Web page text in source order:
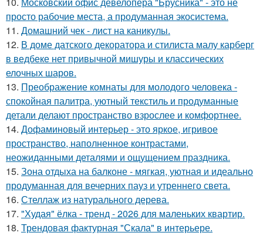
просто рабочие места, а продуманная экосистема.
11. Домашний чек - лист на каникулы.
12. В доме датского декоратора и стилиста малу карберг
в ведбеке нет привычной мишуры и классических
елочных шаров.
13. Преображение комнаты для молодого человека -
спокойная палитра, уютный текстиль и продуманные
детали делают пространство взрослее и комфортнее.
14. Дофаминовый интерьер - это яркое, игривое
пространство, наполненное контрастами,
неожиданными деталями и ощущением праздника.
15. Зона отдыха на балконе - мягкая, уютная и идеально
продуманная для вечерних пауз и утреннего света.
16. Стеллаж из натурального дерева.
17. "Худая" ёлка - тренд - 2026 для маленьких квартир.
18. Трендовая фактурная "Скала" в интерьере.